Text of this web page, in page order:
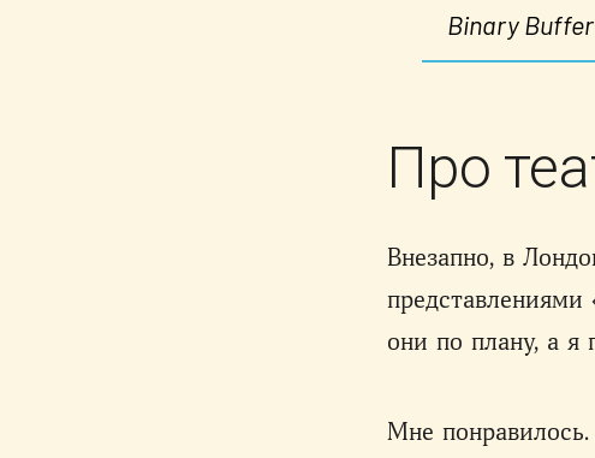
Binary Buffer
Про
Внезапно, в
представлениями
они по плану, а я
Мне